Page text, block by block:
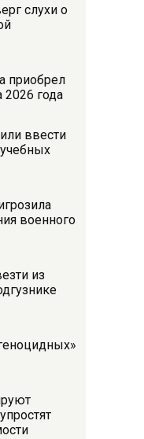
слухи о
приобрел
2026 года
ввести
военного
из